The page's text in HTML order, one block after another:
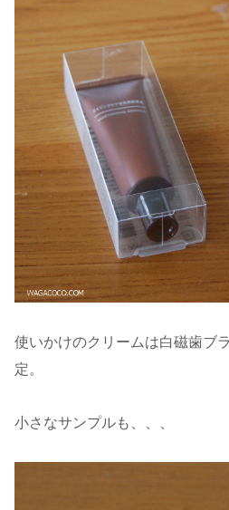
使いかけのクリームは白磁歯ブ
定。
小さなサンプルも、、、